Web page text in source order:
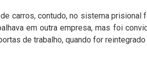
carros, contudo, no sistema
em outra empresa, mas foi
de trabalho, quando for